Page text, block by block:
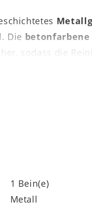
Die betonfarbene
sodass die
sorgt die
1 Bein(e)
Metall